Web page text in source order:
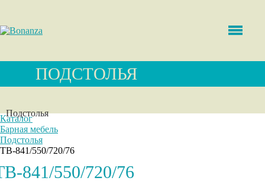
ПОДСТОЛЬЯ
Подстолья
Каталог
Барная мебель
Подстолья
ТВ-841/550/720/76
841/550/720/76